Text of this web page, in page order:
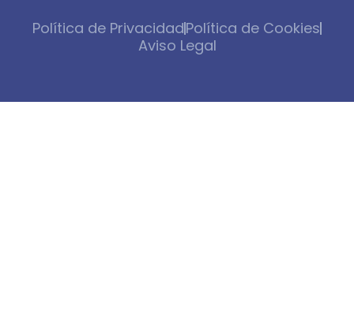
Política de PrivacidadPolítica de Cookies
Aviso Legal